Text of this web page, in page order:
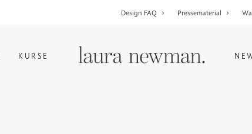
Design FAQ Pressematerial
KURSE